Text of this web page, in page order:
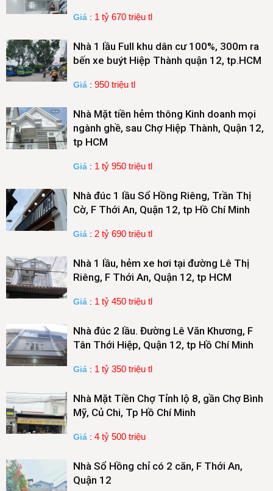
Giá : 1 tỷ 670 triệu tl
Nhà 1 lầu Full khu dân cư 100%, 300m ra
bến xe buýt Hiệp Thành quận 12, tp.HCM
Giá : 950 triệu tl
Nhà Mặt tiền hẻm thông Kinh doanh mọi
ngành ghề, sau Chợ Hiệp Thành, Quận 12,
tp HCM
Giá : 1 tỷ 950 triệu tl
Nhà đúc 1 lầu Sổ Hồng Riêng, Trần Thị
Cờ, F Thới An, Quận 12, tp Hồ Chí Minh
Giá : 2 tỷ 690 triệu tl
Nhà 1 lầu, hẻm xe hơi tại đường Lê Thị
Riêng, F Thới An, Quận 12, tp HCM
Giá : 1 tỷ 450 triệu tl
Nhà đúc 2 lầu. Đường Lê Văn Khương, F
Tân Thới Hiệp, Quận 12, tp Hồ Chí Minh
Giá : 1 tỷ 350 triệu tl
Nhà Mặt Tiền Chợ Tỉnh lộ 8, gần Chợ Bình
Mỹ, Củ Chi, Tp Hồ Chí Minh
Giá : 4 tỷ 500 triệu
Nhà Sổ Hồng chỉ có 2 căn, F Thới An,
Quận 12